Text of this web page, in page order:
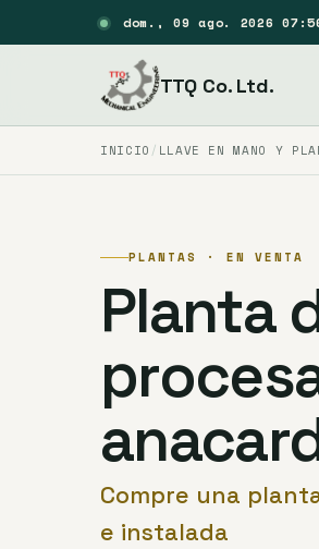
dom., 09 ago. 2026
TTQ Co. Ltd.
INICIO LLAVE EN MANO Y
PLANTAS · EN VENTA
Planta
Compre una
e instalada